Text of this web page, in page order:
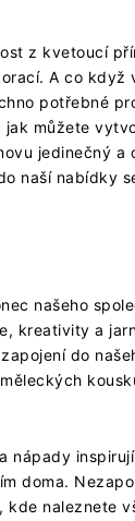
z kvetoucí
A co když
potřebné
jak můžete
jedinečný a
naší nabídky
našeho
kreativity a
do
nápady
doma.
, kde naleznete